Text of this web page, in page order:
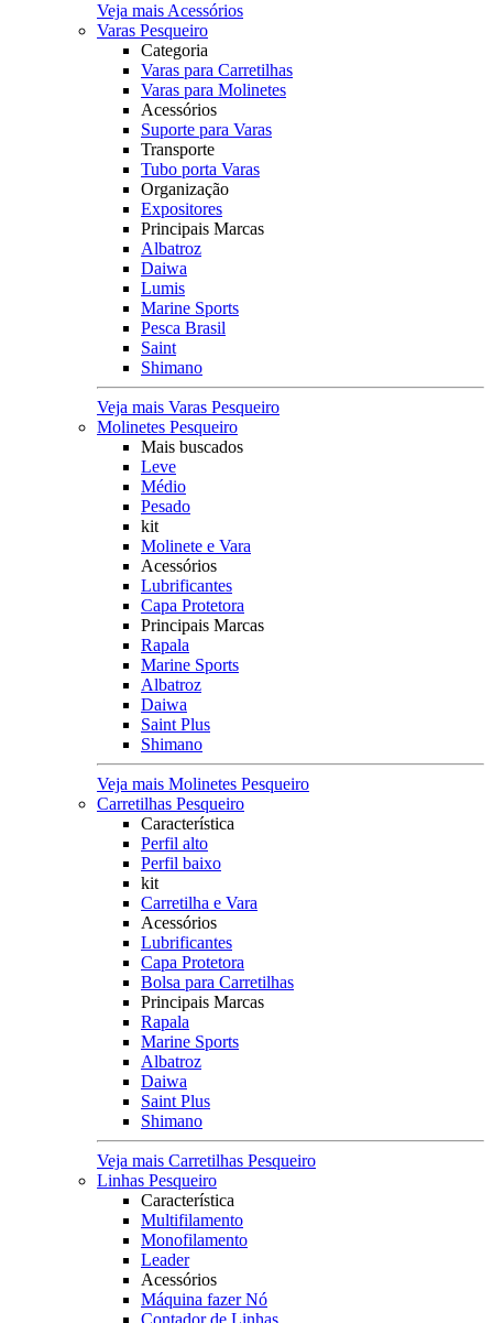
Veja mais Acessórios
Varas Pesqueiro
Categoria
Varas para Carretilhas
Varas para Molinetes
Acessórios
Suporte para Varas
Transporte
Tubo porta Varas
Organização
Expositores
Principais Marcas
Albatroz
Daiwa
Lumis
Marine Sports
Pesca Brasil
Saint
Shimano
Veja mais Varas Pesqueiro
Molinetes Pesqueiro
Mais buscados
Leve
Médio
Pesado
kit
Molinete e Vara
Acessórios
Lubrificantes
Capa Protetora
Principais Marcas
Rapala
Marine Sports
Albatroz
Daiwa
Saint Plus
Shimano
Veja mais Molinetes Pesqueiro
Carretilhas Pesqueiro
Característica
Perfil alto
Perfil baixo
kit
Carretilha e Vara
Acessórios
Lubrificantes
Capa Protetora
Bolsa para Carretilhas
Principais Marcas
Rapala
Marine Sports
Albatroz
Daiwa
Saint Plus
Shimano
Veja mais Carretilhas Pesqueiro
Linhas Pesqueiro
Característica
Multifilamento
Monofilamento
Leader
Acessórios
Máquina fazer Nó
Contador de Linhas